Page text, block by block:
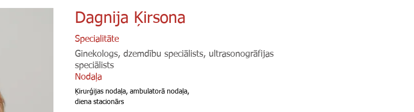
Dagnija Ķirsona
Specialitāte
Ginekologs, dzemdību speciālists, ultrasonogrāfijas
speciālists
Nodaļa
Ķirurģijas nodaļa, ambulatorā nodaļa,
diena stacionārs